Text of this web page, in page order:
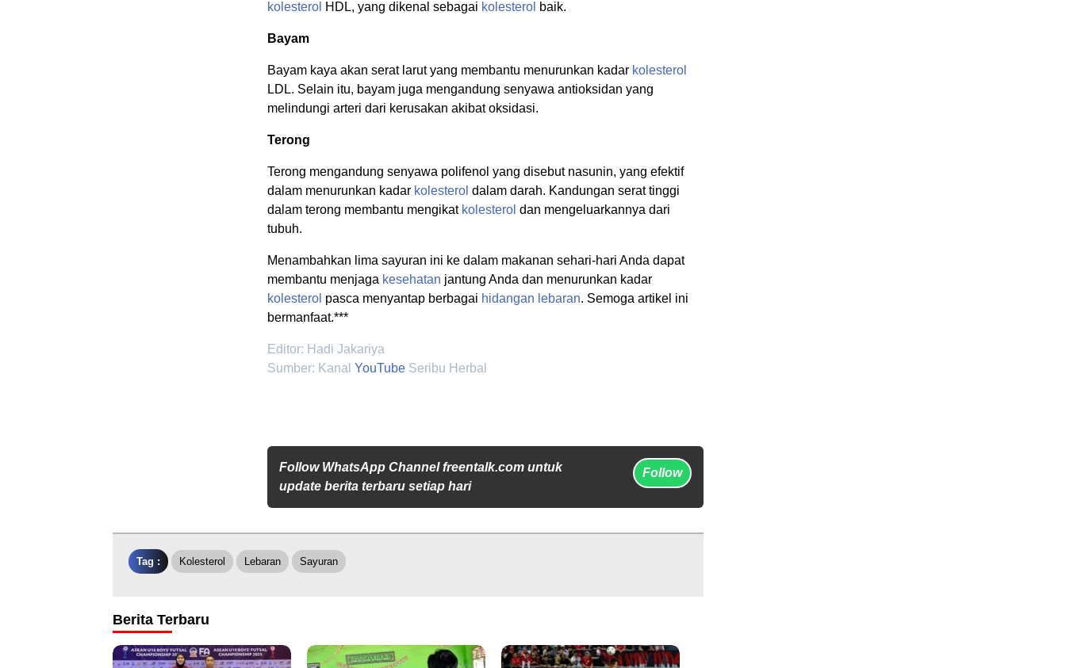
kolesterol HDL, yang dikenal sebagai kolesterol baik.
Bayam
Bayam kaya akan serat larut yang membantu menurunkan kadar kolesterol
LDL. Selain itu, bayam juga mengandung senyawa antioksidan yang
melindungi arteri dari kerusakan akibat oksidasi.
Terong
Terong mengandung senyawa polifenol yang disebut nasunin, yang efektif
dalam menurunkan kadar kolesterol dalam darah. Kandungan serat tinggi
dalam terong membantu mengikat kolesterol dan mengeluarkannya dari
tubuh.
Menambahkan lima sayuran ini ke dalam makanan sehari-hari Anda dapat
membantu menjaga kesehatan jantung Anda dan menurunkan kadar
kolesterol pasca menyantap berbagai hidangan lebaran. Semoga artikel ini
bermanfaat.***
Editor: Hadi Jakariya
Sumber: Kanal YouTube Seribu Herbal
Follow WhatsApp Channel freentalk.com untuk
update berita terbaru setiap hari
Follow
Tag : Kolesterol Lebaran Sayuran
Berita Terbaru